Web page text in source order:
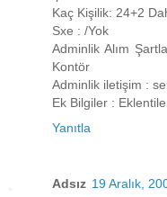
Kaç Kişilik: 24+2
Sxe : /Yok
Adminlik Alım
Kontör
Adminlik iletişim :
Ek Bilgiler :
Yanıtla
Adsız 19 Aralık,